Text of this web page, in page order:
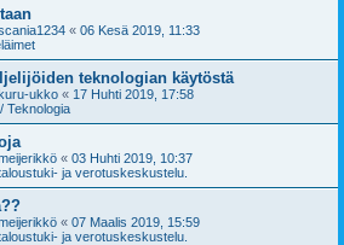
« 06 Kesä 2019, 11:33
teknologian käytöstä
ukko « 17 Huhti 2019, 17:58
Teknologia
« 03 Huhti 2019, 10:37
ja verotuskeskustelu.
« 07 Maalis 2019, 15:59
ja verotuskeskustelu.